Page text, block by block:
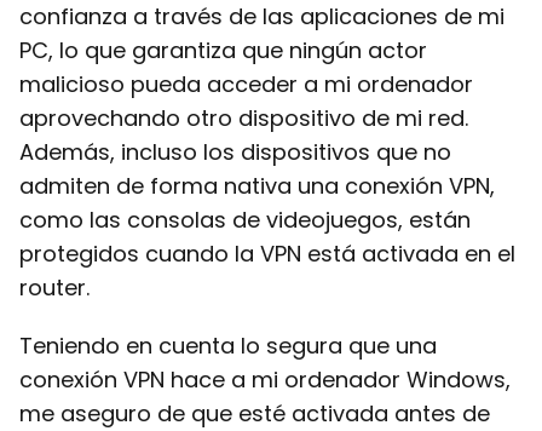
confianza a través de las aplicaciones de mi
PC, lo que garantiza que ningún actor
malicioso pueda acceder a mi ordenador
aprovechando otro dispositivo de mi red.
Además, incluso los dispositivos que no
admiten de forma nativa una conexión VPN,
como las consolas de videojuegos, están
protegidos cuando la VPN está activada en el
router.
Teniendo en cuenta lo segura que una
conexión VPN hace a mi ordenador Windows,
me aseguro de que esté activada antes de